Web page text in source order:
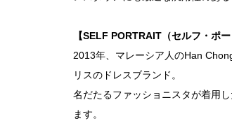
【SELF PORTRAIT（セルフ・ポー
2013年、マレーシア人のHan
リスのドレスブランド。
名だたるファッショニスタが着用
ます。